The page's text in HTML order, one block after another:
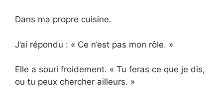
Dans ma propre cuisine.
J’ai répondu : « Ce n’est pas mon rôle. »
Elle a souri froidement. « Tu feras ce que je dis,
ou tu peux chercher ailleurs. »